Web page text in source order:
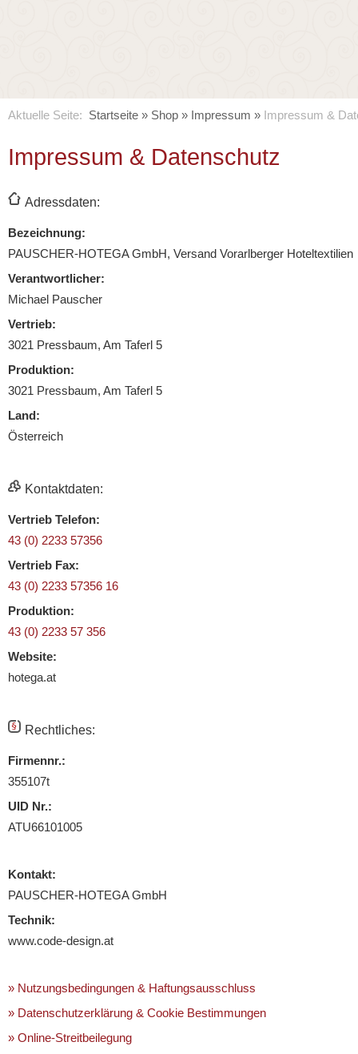
Aktuelle Seite: Startseite » Shop » Impressum » Impressum &
Impressum & Datenschutz
Adressdaten:
Bezeichnung:
PAUSCHER-HOTEGA GmbH, Versand Vorarlberger Hoteltextilien
Verantwortlicher:
Michael Pauscher
Vertrieb:
3021 Pressbaum, Am Taferl 5
Produktion:
3021 Pressbaum, Am Taferl 5
Land:
Österreich
Kontaktdaten:
Vertrieb Telefon:
43 (0) 2233 57356
Vertrieb Fax:
43 (0) 2233 57356 16
Produktion:
43 (0) 2233 57 356
Website:
hotega.at
Rechtliches:
Firmennr.:
355107t
UID Nr.:
ATU66101005
Kontakt:
PAUSCHER-HOTEGA GmbH
Technik:
www.code-design.at
» Nutzungsbedingungen & Haftungsausschluss
» Datenschutzerklärung & Cookie Bestimmungen
» Online-Streitbeilegung